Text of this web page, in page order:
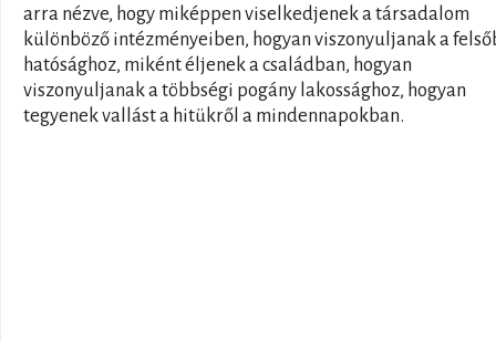
arra nézve, hogy miképpen viselkedjenek a társadalom
különböző intézményeiben, hogyan viszonyuljanak a
hatósághoz, miként éljenek a családban, hogyan
viszonyuljanak a többségi pogány lakossághoz, hogyan
tegyenek vallást a hitükről a mindennapokban.